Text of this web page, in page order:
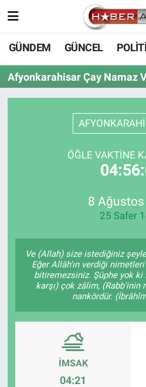
GÜNDEM GÜNCEL
Afyonkarahisar Çay Namaz
ÖĞLE VAKTINE
8
25 Safer
Ve (Allah) size istediğiniz
Eğer Allâh'ın verdiği
bitiremezsiniz. Şüphe yok
karşı) çok zâlim, (Rabb'inin
nankördür.
İMSAK
04:21
Nöbetçi Eczaneler
Hava Durumu
Süper Lig Puan Durumu
Son Dakika Haberleri